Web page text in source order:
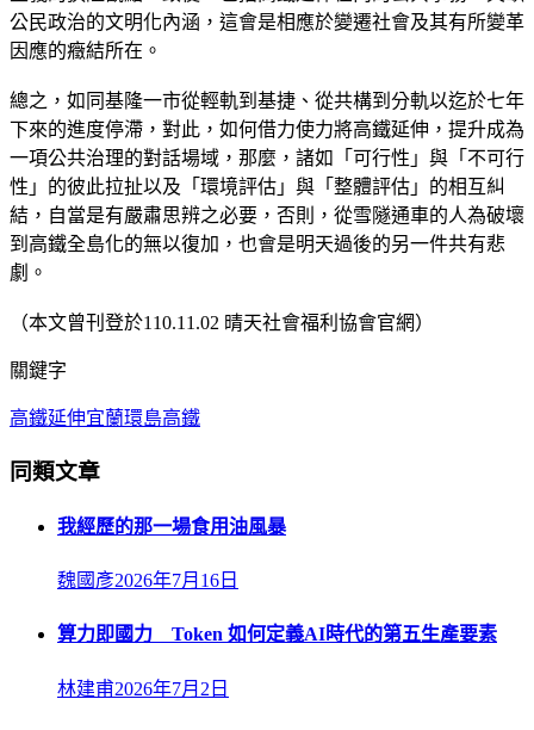
公民政治的文明化內涵，這會是相應於變遷社會及其有所變革
因應的癥結所在。
總之，如同基隆一市從輕軌到基捷、從共構到分軌以迄於七年
下來的進度停滯，對此，如何借力使力將高鐵延伸，提升成為
一項公共治理的對話場域，那麼，諸如「可行性」與「不可行
性」的彼此拉扯以及「環境評估」與「整體評估」的相互糾
結，自當是有嚴肅思辨之必要，否則，從雪隧通車的人為破壞
到高鐵全島化的無以復加，也會是明天過後的另一件共有悲
劇。
（本文曾刊登於110.11.02 晴天社會福利協會官網）
關鍵字
高鐵延伸宜蘭環島高鐵
同類文章
我經歷的那一場食用油風暴
魏國彥2026年7月16日
算力即國力 Token 如何定義AI時代的第五生產要素
林建甫2026年7月2日